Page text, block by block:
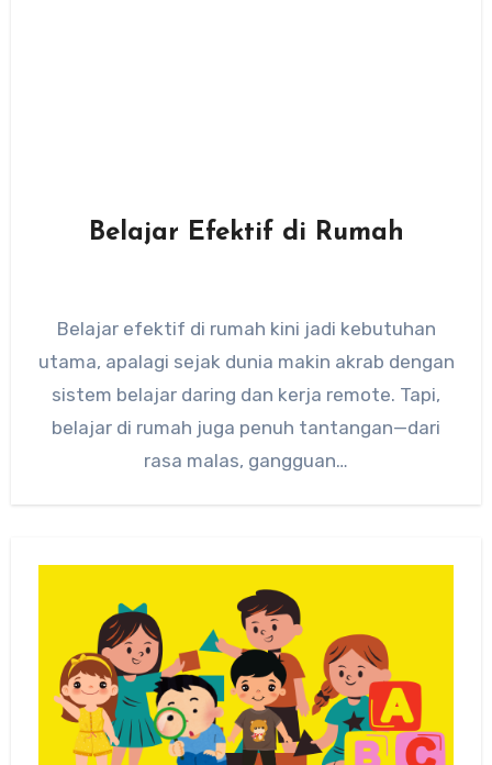
Belajar Efektif di Rumah
Belajar efektif di rumah kini jadi kebutuhan
utama, apalagi sejak dunia makin akrab dengan
sistem belajar daring dan kerja remote. Tapi,
belajar di rumah juga penuh tantangan—dari
rasa malas, gangguan…